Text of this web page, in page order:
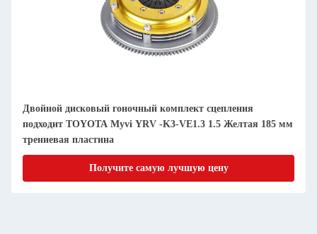
Двойной дисковый гоночный комплект сцепления
подходит TOYOTA Myvi YRV -K3-VE1.3 1.5 Желтая 185 мм
трениевая пластина
Получите самую лучшую цену